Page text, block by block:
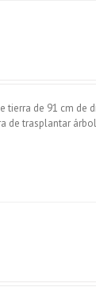
de 91 cm de
de trasplantar